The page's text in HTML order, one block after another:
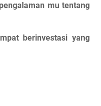
mu tentang
berinvestasi yang